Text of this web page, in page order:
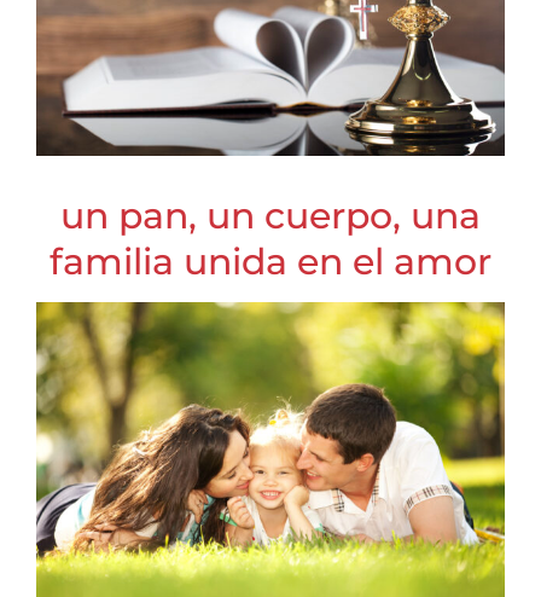
un pan, un cuerpo, una
familia unida en el amor